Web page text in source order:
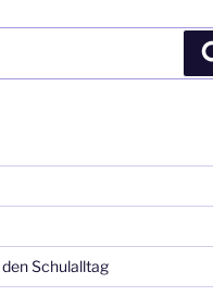
Schulalltag